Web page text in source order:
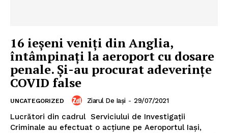
16 ieșeni veniți din Anglia,
întâmpinați la aeroport cu dosare
penale. Și-au procurat adeverințe
COVID false
UNCATEGORIZED Ziarul De Iași - 29/07/2021
Lucrători din cadrul Serviciului de Investigații
Criminale au efectuat o acțiune pe Aeroportul Iași,